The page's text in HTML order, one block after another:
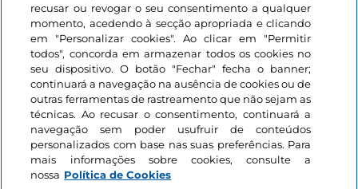
recusar ou revogar o seu consentimento a qualquer
momento, acedendo à secção apropriada e clicando
em "Personalizar cookies". Ao clicar em "Permitir
todos", concorda em armazenar todos os cookies no
seu dispositivo. O botão "Fechar" fecha o banner;
continuará a navegação na ausência de cookies ou de
outras ferramentas de rastreamento que não sejam as
técnicas. Ao recusar o consentimento, continuará a
navegação sem poder usufruir de conteúdos
personalizados com base nas suas preferências. Para
mais informações sobre cookies, consulte a
nossa Política de Cookies